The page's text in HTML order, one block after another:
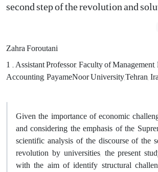
second step of the revolution and
Zahra Foroutani
1 . Assistant Professor, Faculty of
Accounting, PayameNoor University,Tehran,
Given the importance of economic
and considering the emphasis of the
scientific analysis of the discourse of the
revolution by universities, the present
with the aim of identify structural